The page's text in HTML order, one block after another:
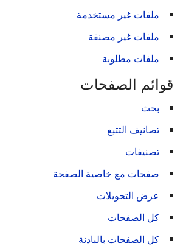
ملفات غير مستخدمة
ملفات غير مصنفة
ملفات مطلوبة
قوائم الصفحات
بحث
تصانيف التتبع
تصنيفات
صفحات مع خاصية الصفحة
عرض التحويلات
كل الصفحات
كل الصفحات بالبادئة